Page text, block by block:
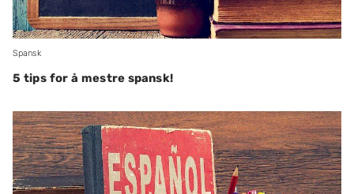
Spansk
5 tips for å mestre spansk!